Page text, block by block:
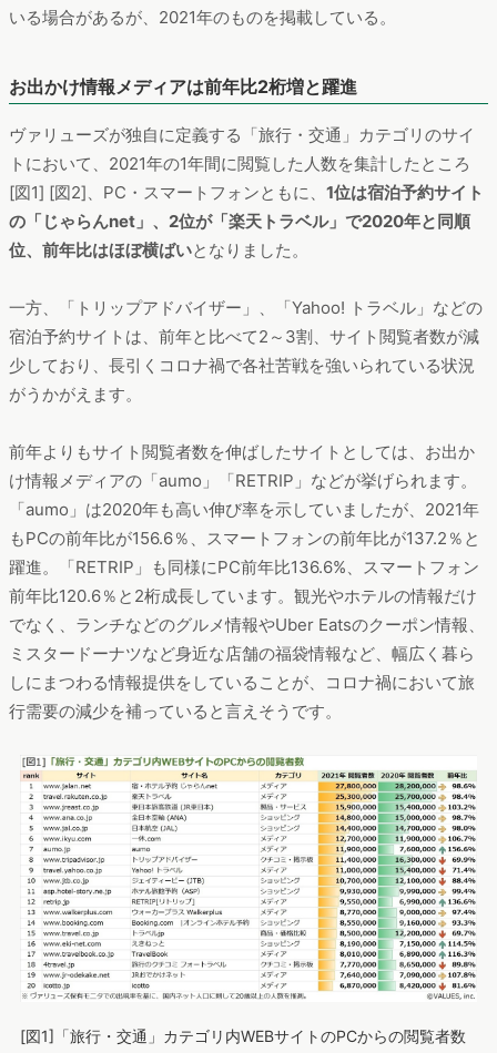
いる場合があるが、2021年のものを掲載している。
お出かけ情報メディアは前年比2桁増と躍進
ヴァリューズが独自に定義する「旅行・交通」カテゴリのサイ
トにおいて、2021年の1年間に閲覧した人数を集計したところ
[図1] [図2]、PC・スマートフォンともに、 1位は宿泊予約サイト
の「じゃらんnet」、2位が「楽天トラベル」で2020年と同順
位、前年比はほぼ横ばいとなりました。
一方、「トリップアドバイザー」、「Yahoo! トラベル」などの
宿泊予約サイトは、前年と比べて2～3割、サイト閲覧者数が減
少しており、長引くコロナ禍で各社苦戦を強いられている状況
がうかがえます。
前年よりもサイト閲覧者数を伸ばしたサイトとしては、お出か
け情報メディアの「aumo」「RETRIP」などが挙げられます。
「aumo」は2020年も高い伸び率を示していましたが、2021年
もPCの前年比が156.6％、スマートフォンの前年比が137.2％と
躍進。「RETRIP」も同様にPC前年比136.6%、スマートフォン
前年比120.6％と2桁成長しています。観光やホテルの情報だけ
でなく、ランチなどのグルメ情報やUber Eatsのクーポン情報、
ミスタードーナツなど身近な店舗の福袋情報など、幅広く暮ら
しにまつわる情報提供をしていることが、コロナ禍において旅
行需要の減少を補っていると言えそうです。
[図1]「旅行・交通」カテゴリ内WEBサイトのPCからの閲覧者数